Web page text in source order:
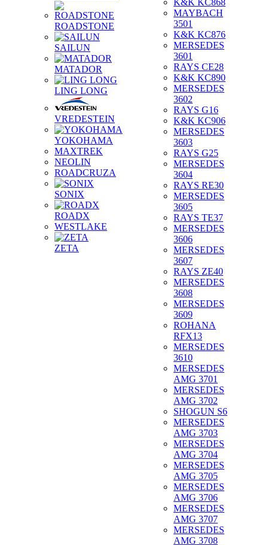
ROADSTONE
SAILUN
MATADOR
LING LONG
VREDESTEIN
YOKOHAMA
MAXTREK
NEOLIN
ROADCRUZA
SONIX
ROADX
WESTLAKE
ZETA
K&K KC868
MAYBACH
3501
K&K KC876
MERSEDES
3601
RAYS CE28
K&K KC890
MERSEDES
3602
RAYS G16
K&K KC906
MERSEDES
3603
RAYS G25
MERSEDES
3604
RAYS RE30
MERSEDES
3605
RAYS TE37
MERSEDES
3606
MERSEDES
3607
RAYS ZE40
MERSEDES
3608
MERSEDES
3609
ROHANA
RFX13
MERSEDES
3610
MERSEDES
AMG 3701
MERSEDES
AMG 3702
SHOGUN S6
MERSEDES
AMG 3703
MERSEDES
AMG 3704
MERSEDES
AMG 3705
MERSEDES
AMG 3706
MERSEDES
AMG 3707
MERSEDES
AMG 3708